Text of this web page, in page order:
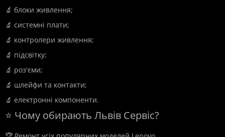
🔬 блоки живлення;
🔬 системні плати;
🔬 контролери живлення;
🔬 підсвітку;
🔬 роз'єми;
🔬 шлейфи та контакти;
🔬 електронні компоненти.
⭐ Чому обирають Львів Сервіс?